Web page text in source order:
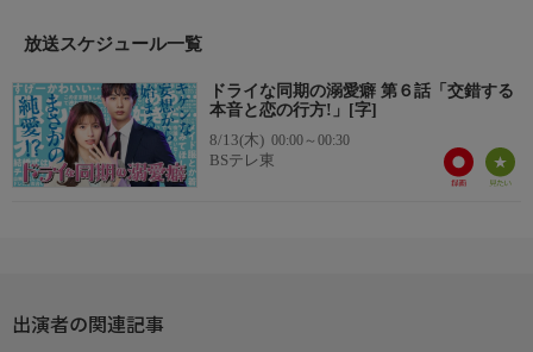
【原作】碧依ぺき「ドライな同期の溺愛癖」(wwwave comics)
【脚本】上野詩織
【監督】加藤綾佳
放送スケジュール一覧
ドライな同期の溺愛癖 第６話「交錯する
本音と恋の行方!」[字]
8/13(木) 00:00～00:30
BSテレ東
出演者の関連記事